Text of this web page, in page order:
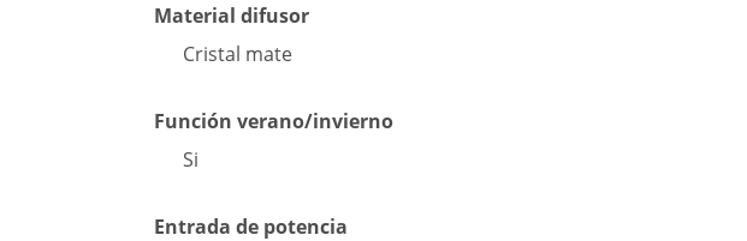
Material difusor
Cristal mate
Función verano/invierno
Si
Entrada de potencia